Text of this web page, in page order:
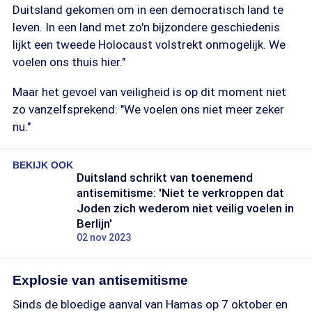
Duitsland gekomen om in een democratisch land te
leven. In een land met zo'n bijzondere geschiedenis
lijkt een tweede Holocaust volstrekt onmogelijk. We
voelen ons thuis hier."
Maar het gevoel van veiligheid is op dit moment niet
zo vanzelfsprekend: "We voelen ons niet meer zeker
nu."
BEKIJK OOK
Duitsland schrikt van toenemend
antisemitisme: 'Niet te verkroppen dat
Joden zich wederom niet veilig voelen in
Berlijn'
02 nov 2023
Explosie van antisemitisme
Sinds de bloedige aanval van Hamas op 7 oktober en